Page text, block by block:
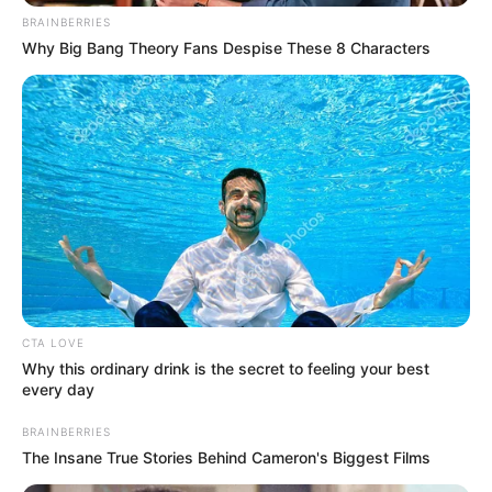
Το καλαμάρι, αν και άκακο, εντυπωσίασε με το
μέγεθος του όσους το αντίκρισαν από κοντά.
Οι περισσότεροι σχολίασαν πως σπάνια
εμφανίζονται τόσο μεγάλα δείγματα στα
παράλια της Εύβοιας.
Άλλοι αστειεύτηκαν λέγοντας ότι με ένα
τέτοιο καλαμάρι «τρώνε άνετα δέκα
οικογένειες».
Το βίντεο έγινε γρήγορα viral, με χιλιάδες
θεατές να μένουν έκπληκτοι από το
BRAINBERRIES
Why Big Bang Theory Fans Despise These 8 Characters
CTA LOVE
Why this ordinary drink is the secret to feeling your best
every day
BRAINBERRIES
The Insane True Stories Behind Cameron's Biggest Films